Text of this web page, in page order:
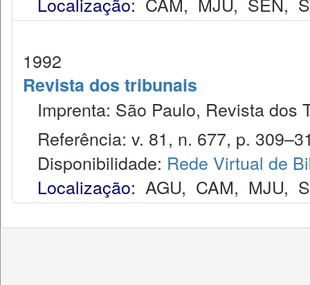
1992
Revista dos tribunais
Imprenta: São Paulo, Revista dos
Referência: v. 81, n. 677, p.
Disponibilidade: Rede Virtual de
Localização: AGU, CAM, MJU,